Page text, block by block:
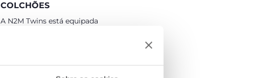
COLCHÕES
A N2M Twins está equipada